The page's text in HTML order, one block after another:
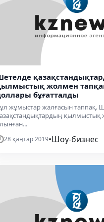
жолмен
бұғатталды
жұмыстар жалғасын таппақ.
28 қаңтар 2019•Шоу-бизнес